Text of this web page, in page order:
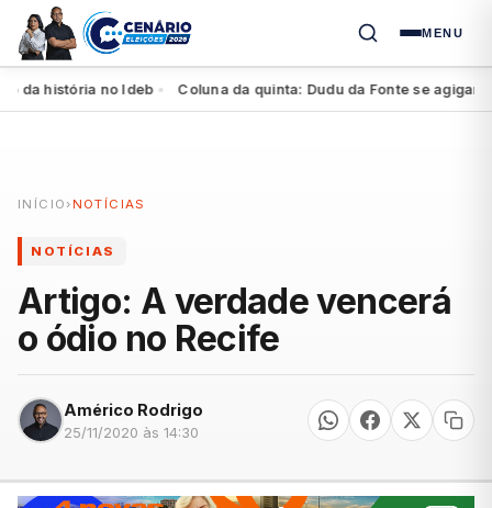
MENU
história no Ideb ● Coluna da quinta: Dudu da Fonte se agiganta
INÍCIO › NOTÍCIAS
NOTÍCIAS
Artigo: A verdade vencerá
o ódio no Recife
Américo Rodrigo
25/11/2020 às 14:30